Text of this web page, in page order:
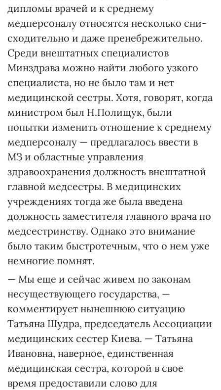
дипломы врачей и к среднему
медперсоналу относятся несколько сни­
сходительно и даже пренебрежительно.
Среди внештатных специалистов
Минздрава можно найти любого узкого
специалиста, но не было там и нет
медицинской сестры. Хотя, говорят, когда
министром был Н.Полищук, были
попытки изменить отношение к среднему
медперсоналу — предлагалось ввести в
МЗ и областные управления
здравоохранения должность внештатной
главной мед­сестры. В медицинских
учреждениях тогда же была введена
должность заместителя главного врача по
медсестринству. Од­нако это внимание
было таким быстротечным, что о нем уже
немногие помнят.
— Мы еще и сейчас живем по законам
несуществующего государства, —
комментирует нынешнюю ситуацию
Татьяна Шудра, председатель Ассоциации
медицинских сестер Киева. — Татьяна
Ивановна, наверное, единственная
медицинская сестра, которой в свое
время предоставили слово для